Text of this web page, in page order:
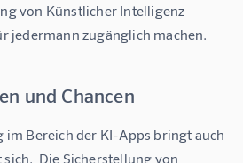
von Künstlicher Intelligenz
jedermann zugänglich machen.
und Chancen
im Bereich der KI-Apps bringt auch
Die Sicherstellung von